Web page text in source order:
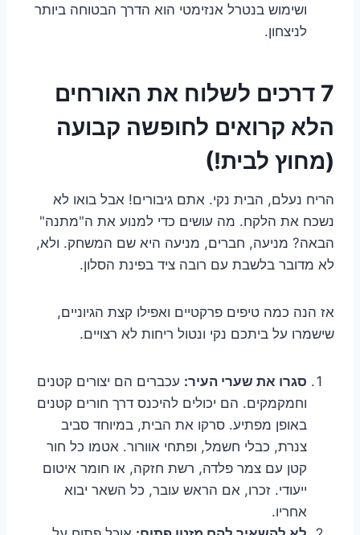
ושימוש בנטרל אנזימטי הוא הדרך הבטוחה ביותר
לניצחון.
7 דרכים לשלוח את האורחים
הלא קרואים לחופשה קבועה
(מחוץ לבית!)
הריח נעלם, הבית נקי. אתם גיבורים! אבל בואו לא
נשכח את הלקח. מה עושים כדי למנוע את ה"מתנה"
הבאה? מניעה, חברים, מניעה היא שם המשחק. ולא,
לא מדובר בלשבת עם רובה ציד בפינת הסלון.
אז הנה כמה טיפים פרקטיים ואפילו קצת הגיוניים,
שישמרו על ביתכם נקי ונטול ריחות לא רצויים.
סגרו את שערי העיר: עכברים הם יצורים קטנים
וחמקמקים. הם יכולים להיכנס דרך חורים קטנים
באופן מפתיע. סרקו את הבית, במיוחד סביב
צנרת, כבלי חשמל, ופתחי אוורור. אטמו כל חור
קטן עם צמר פלדה, רשת חזקה, או חומר איטום
ייעודי. זכרו, אם הראש עובר, כל השאר יבוא
אחריו.